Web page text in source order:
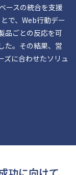
ースの統合を支援
で、Web行動デー
品ごとの反応を可
た。その結果、営
ズに合わせたソリュ